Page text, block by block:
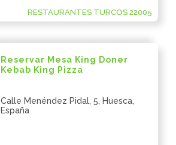
RESTAURANTES TURCOS 22005
Reservar Mesa King Doner
Kebab King Pizza
Calle Menéndez Pidal, 5, Huesca,
España